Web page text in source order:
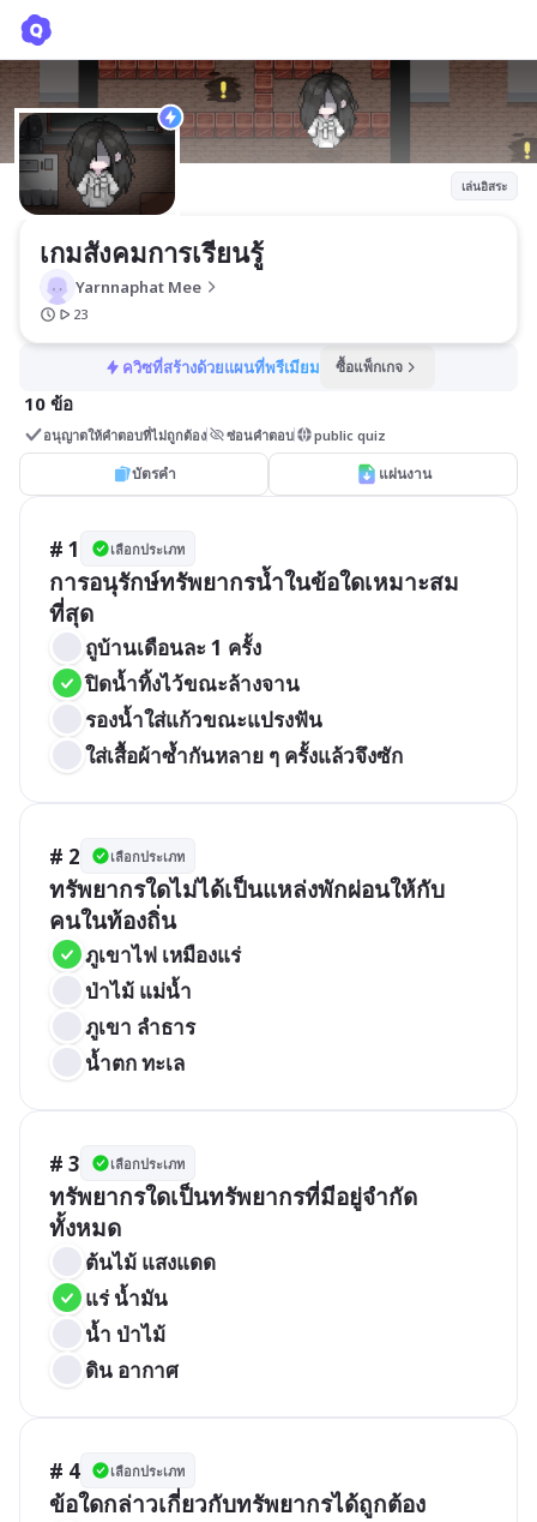
เล่นอิสระ
เกมสังคมการเรียนรู้
Yarnnaphat Mee
23
ควิซที่สร้างด้วยแผนที่พรีเมียม ซื้อแพ็กเกจ
10 ข้อ
อนุญาตให้คำตอบที่ไม่ถูกต้อง ซ่อนคำตอบ public quiz
บัตรคำ แผ่นงาน
# 1 เลือกประเภท
การอนุรักษ์ทรัพยากรน้ำในข้อใดเหมาะสม
ที่สุด
ถูบ้านเดือนละ 1 ครั้ง
ปิดน้ำทิ้งไว้ขณะล้างจาน
รองน้ำใส่แก้วขณะแปรงฟัน
ใส่เสื้อผ้าซ้ำกันหลาย ๆ ครั้งแล้วจึงซัก
# 2 เลือกประเภท
ทรัพยากรใดไม่ได้เป็นแหล่งพักผ่อนให้กับ
คนในท้องถิ่น
ภูเขาไฟ เหมืองแร่
ป่าไม้ แม่น้ำ
ภูเขา ลำธาร
น้ำตก ทะเล
# 3 เลือกประเภท
ทรัพยากรใดเป็นทรัพยากรที่มีอยู่จำกัด
ทั้งหมด
ต้นไม้ แสงแดด
แร่ น้ำมัน
น้ำ ป่าไม้
ดิน อากาศ
# 4 เลือกประเภท
ข้อใดกล่าวเกี่ยวกับทรัพยากรได้ถูกต้อง